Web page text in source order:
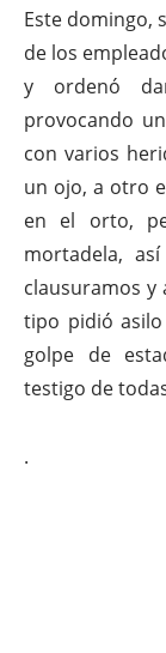
Este domingo,
de los
y ordenó
provocando
con varios
un ojo, a otro
en el orto,
mortadela,
clausuramos y
tipo pidió
golpe de
testigo de
.